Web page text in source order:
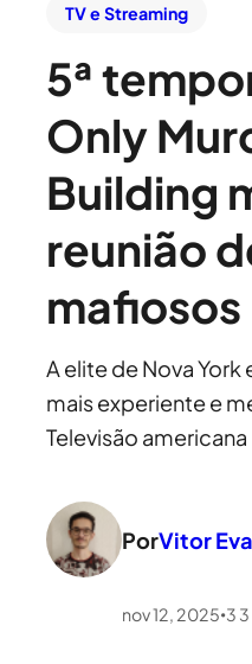
TV e Streaming
5ª
Only
Building
reunião
mafiosos
A elite de Nova
mais experiente e
Televisão americana
PorVitor
nov 12, 2025 •3 3